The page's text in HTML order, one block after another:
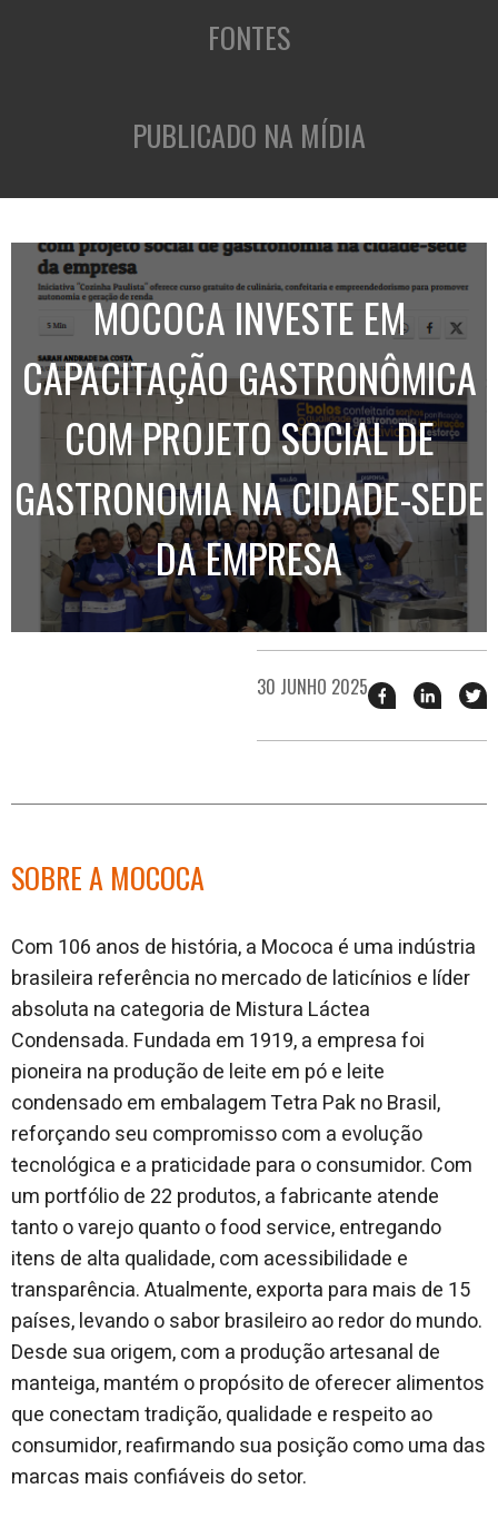
FONTES
PUBLICADO NA MÍDIA
MOCOCA INVESTE EM
CAPACITAÇÃO GASTRONÔMICA
COM PROJETO SOCIAL DE
GASTRONOMIA NA CIDADE-SEDE
DA EMPRESA
30 JUNHO 2025 Compartilhar
esse
no
esse
no
SOBRE A MOCOCA
Com 106 anos de história, a Mococa é uma indústria
brasileira referência no mercado de laticínios e líder
absoluta na categoria de Mistura Láctea
Condensada. Fundada em 1919, a empresa foi
pioneira na produção de leite em pó e leite
condensado em embalagem Tetra Pak no Brasil,
reforçando seu compromisso com a evolução
tecnológica e a praticidade para o consumidor. Com
um portfólio de 22 produtos, a fabricante atende
tanto o varejo quanto o food service, entregando
itens de alta qualidade, com acessibilidade e
transparência. Atualmente, exporta para mais de 15
países, levando o sabor brasileiro ao redor do mundo.
Desde sua origem, com a produção artesanal de
manteiga, mantém o propósito de oferecer alimentos
que conectam tradição, qualidade e respeito ao
consumidor, reafirmando sua posição como uma das
marcas mais confiáveis do setor.